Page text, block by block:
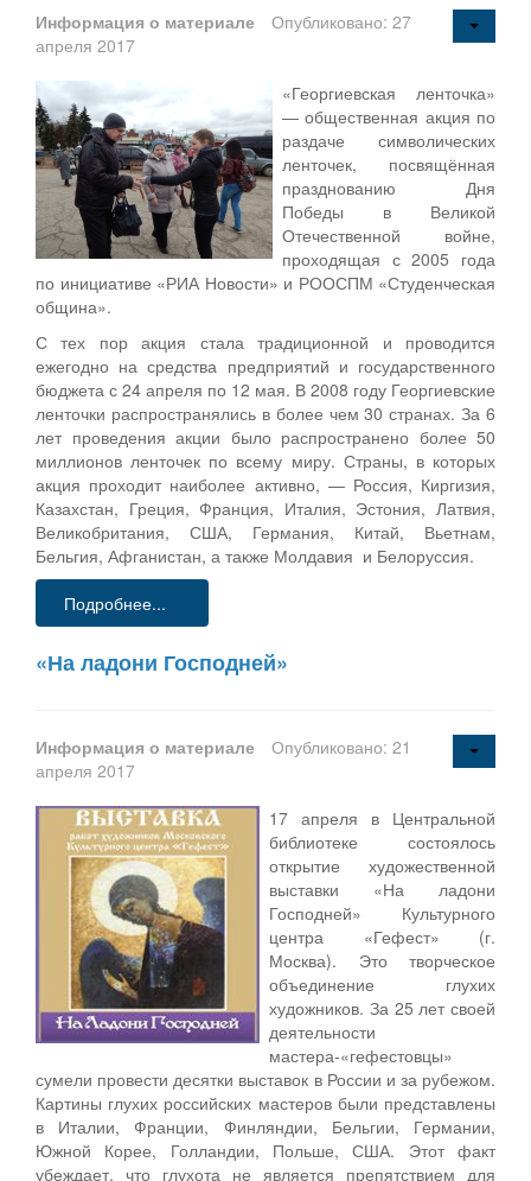
Информация о материале
Опубликовано: 27
апреля 2017
«Георгиевская ленточка»
— общественная акция по
раздаче символических
ленточек, посвящённая
празднованию Дня
Победы в Великой
Отечественной войне,
проходящая с 2005 года
по инициативе «РИА Новости» и РООСПМ «Студенческая
община».
С тех пор акция стала традиционной и проводится
ежегодно на средства предприятий и государственного
бюджета с 24 апреля по 12 мая. В 2008 году Георгиевские
ленточки распространялись в более чем 30 странах. За 6
лет проведения акции было распространено более 50
миллионов ленточек по всему миру. Страны, в которых
акция проходит наиболее активно, — Россия, Киргизия,
Казахстан, Греция, Франция, Италия, Эстония, Латвия,
Великобритания, США, Германия, Китай, Вьетнам,
Бельгия, Афганистан, а также Молдавия и Белоруссия.
Подробнее...
«На ладони Господней»
Информация о материале
Опубликовано: 21
апреля 2017
17 апреля в Центральной
библиотеке состоялось
открытие художественной
выставки «На ладони
Господней» Культурного
центра «Гефест» (г.
Москва). Это творческое
объединение глухих
художников. За 25 лет своей
деятельности
мастера-«гефестовцы»
сумели провести десятки выставок в России и за рубежом.
Картины глухих российских мастеров были представлены
в Италии, Франции, Финляндии, Бельгии, Германии,
Южной Корее, Голландии, Польше, США. Этот факт
убеждает, что глухота не является препятствием для